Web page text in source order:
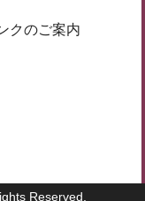
クのご案内
Reserved.